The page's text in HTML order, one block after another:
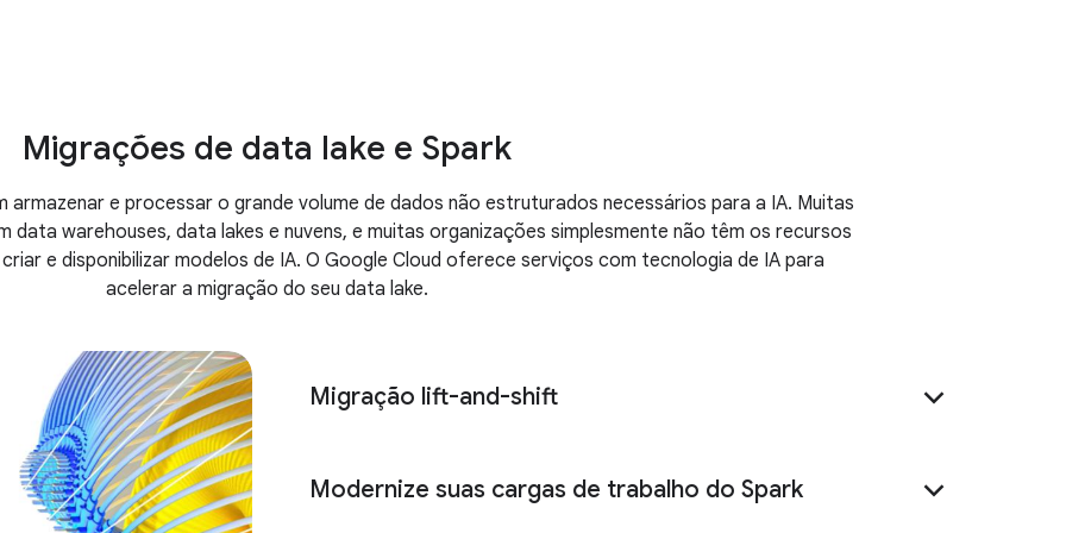
Migrações de data lake e Spark
armazenar e processar o grande volume de dados não estruturados necessários para a IA. Muitas
data warehouses, data lakes e nuvens, e muitas organizações simplesmente não têm os recursos
e disponibilizar modelos de IA. O Google Cloud oferece serviços com tecnologia de IA para
acelerar a migração do seu data lake.
Migração lift-and-shift
Modernize suas cargas de trabalho do Spark